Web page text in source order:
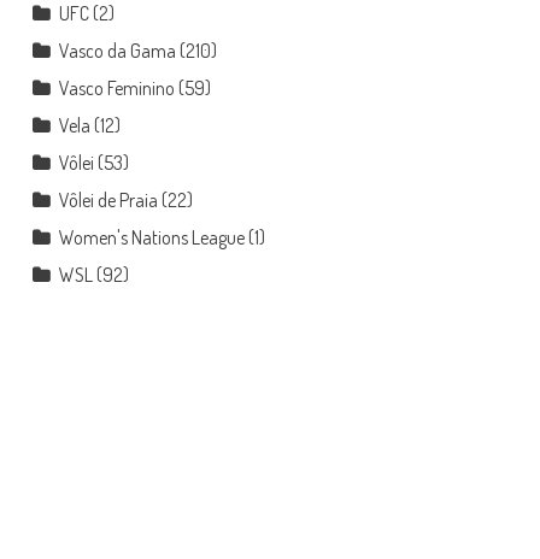
UFC(2)
Vasco da Gama (210)
Vasco Feminino (59)
Vela (12)
Vôlei (53)
Vôlei de Praia (22)
Women's Nations League(1)
WSL(92)